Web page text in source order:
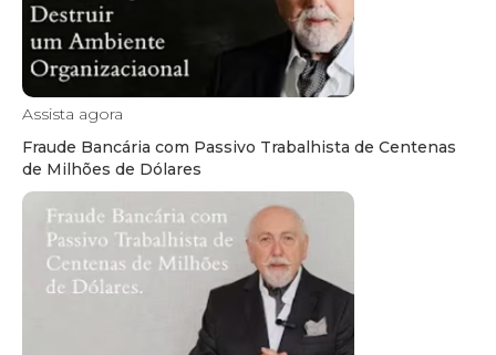
Assista agora
Fraude Bancária com Passivo Trabalhista de Centenas
de Milhões de Dólares